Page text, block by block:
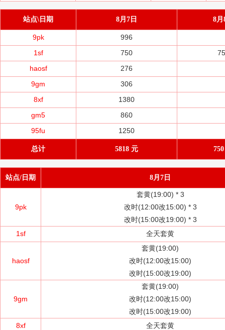
站点\日期 8月7日 8月
9pk
996
1sf
750
haosf
276
9gm
306
8xf
1380
gm5
860
95fu
1250
总计 5818 元
站点/日期 8月7日
9pk
套黄(19:00) * 3
改时(12:00改15:00) * 3
改时(15:00改19:00) * 3
1sf
全天套黄
haosf
套黄(19:00)
改时(12:00改15:00)
改时(15:00改19:00)
9gm
套黄(19:00)
改时(12:00改15:00)
改时(15:00改19:00)
8xf
全天套黄